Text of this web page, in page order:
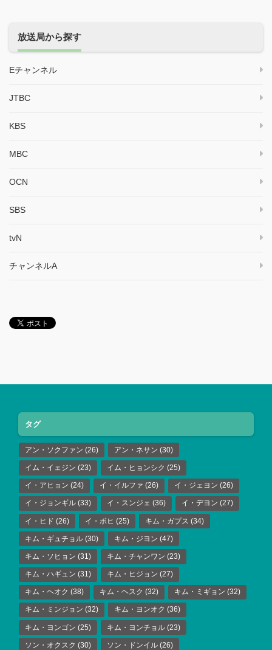
放送局から探す
Eチャンネル
JTBC
KBS
MBC
OCN
SBS
tvN
チャンネルA
タグ
アン・ソクファン (26) アン・ネサン (30)
イム・イェジン (23) イム・ヒョンシク (25)
イ・アヒョン (24) イ・イルファ (26) イ・ジェヨン (26)
イ・ジョンギル (33) イ・スンジェ (36) イ・デヨン (27)
イ・ヒド (26) イ・ボヒ (25) キム・ガプス (34)
キム・ギュチョル (30) キム・ジヨン (47)
キム・ソヒョン (31) キム・チャンワン (23)
キム・ハギュン (31) キム・ヒジョン (27)
キム・ヘオク (38) キム・ヘスク (32) キム・ミギョン (32)
キム・ミンジョン (32) キム・ヨンオク (36)
キム・ヨンゴン (25) キム・ヨンチョル (23)
ソン・オクスク (30) ソン・ドンイル (26)